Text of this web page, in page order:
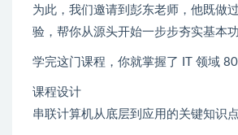
为此，我们邀请到彭东老师，他既做
验，帮你从源头开始一步步夯实基本
学完这门课程，你就掌握了 IT 领域
课程设计
串联计算机从底层到应用的关键知识